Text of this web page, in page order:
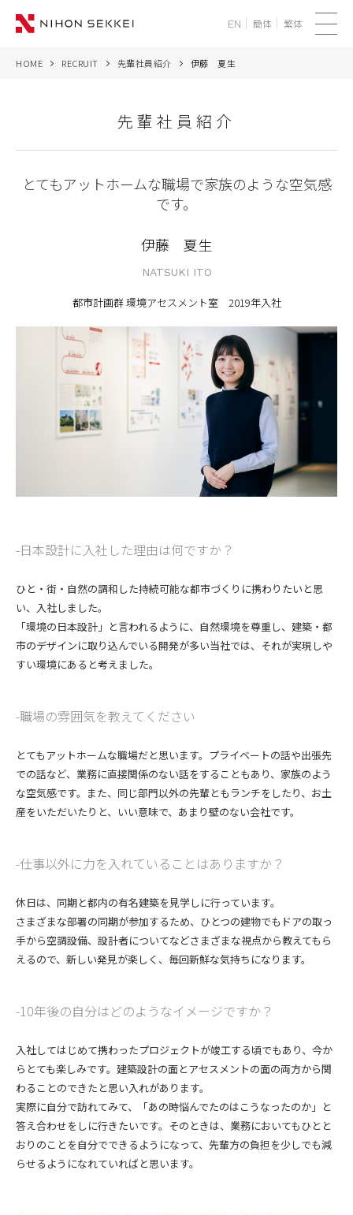
CONTACT
コンプライアンスポリシー プライバシーポリシー ご利用規約
EN 簡体 繁体
HOME RECRUIT 先輩社員紹介 伊藤 夏生
先輩社員紹介
とてもアットホームな職場で家族のような空気感
です。
伊藤 夏生
NATSUKI ITO
都市計画群 環境アセスメント室 2019年入社
日本設計に入社した理由は何ですか？
ひと・街・自然の調和した持続可能な都市づくりに携わりたいと思
い、入社しました。
「環境の日本設計」と言われるように、自然環境を尊重し、建築・都
市のデザインに取り込んでいる開発が多い当社では、それが実現しや
すい環境にあると考えました。
職場の雰囲気を教えてください
とてもアットホームな職場だと思います。プライベートの話や出張先
での話など、業務に直接関係のない話をすることもあり、家族のよう
な空気感です。また、同じ部門以外の先輩ともランチをしたり、お土
産をいただいたりと、いい意味で、あまり壁のない会社です。
仕事以外に力を入れていることはありますか？
休日は、同期と都内の有名建築を見学しに行っています。
さまざまな部署の同期が参加するため、ひとつの建物でもドアの取っ
手から空調設備、設計者についてなどさまざまな視点から教えてもら
えるので、新しい発見が楽しく、毎回新鮮な気持ちになります。
10年後の自分はどのようなイメージですか？
入社してはじめて携わったプロジェクトが竣工する頃でもあり、今か
らとても楽しみです。建築設計の面とアセスメントの面の両方から関
わることのできたと思い入れがあります。
実際に自分で訪れてみて、「あの時悩んでたのはこうなったのか」と
答え合わせをしに行きたいです。そのときは、業務においてもひとと
おりのことを自分でできるようになって、先輩方の負担を少しでも減
らせるようになれていればと思います。